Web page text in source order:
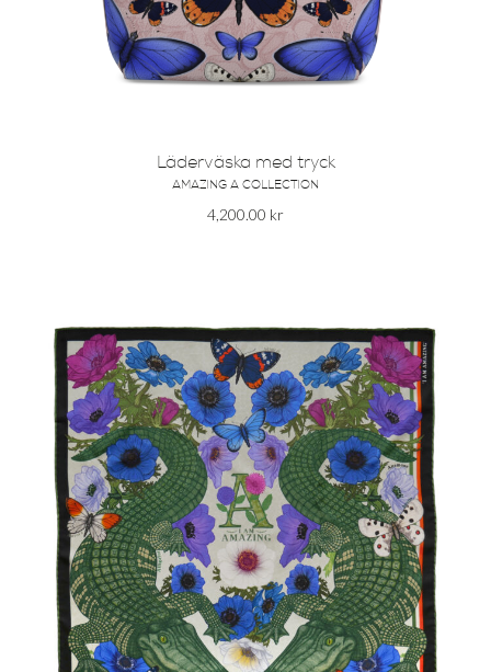
Läderväska med tryck
AMAZING A COLLECTION
4,200.00 kr